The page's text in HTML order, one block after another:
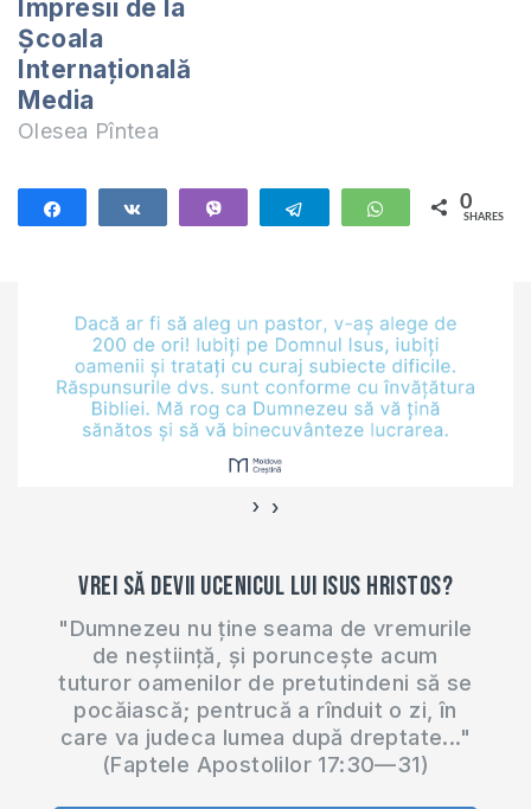
misionare a fost s.
Vatici, rnul Orhei, de
unde 13 grupe au
fost…
Impresii de la
Școala
Internațională
Media
Olesea Pîntea
Telegram WhatsApp
0
SHARES
‹ ›
Vrei să devii ucenicul lui Isus Hristos?
"Dumnezeu nu ține seama de vremurile
de neștiință, și poruncește acum
tuturor oamenilor de pretutindeni să se
pocăiască; pentrucă a rînduit o zi, în
care va judeca lumea după dreptate..."
(Faptele Apostolilor 17:30—31)